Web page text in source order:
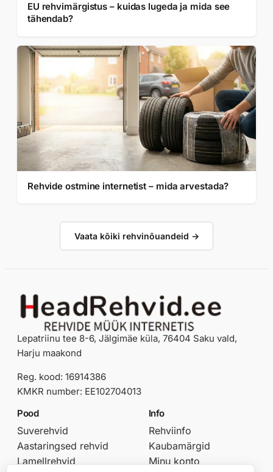
EU rehvimärgistus – kuidas lugeda ja mida see
tähendab?
Rehvide ostmine internetist – mida arvestada?
Vaata kõiki rehvinõuandeid →
Lepatriinu tee 8-6, Jälgimäe küla, 76404 Saku vald,
Harju maakond
Reg. kood: 16914386
KMKR number: EE102704013
Pood
Suverehvid
Aastaringsed rehvid
Lamellrehvid
Info
Rehviinfo
Kaubamärgid
Minu konto